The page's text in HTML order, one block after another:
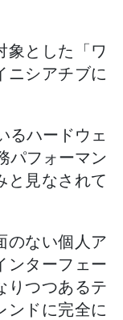
象とした「ワ
ニシアチブに
るハードウェ
パフォーマン
と見なされて
のない個人ア
ンターフェー
りつつあるテ
ンドに完全に